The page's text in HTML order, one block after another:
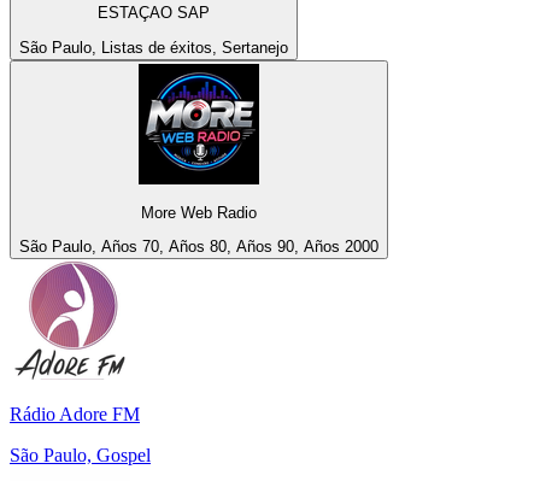
ESTAÇAO SAP
São Paulo, Listas de éxitos, Sertanejo
More Web Radio
São Paulo, Años 70, Años 80, Años 90, Años 2000
Rádio Adore FM
São Paulo, Gospel